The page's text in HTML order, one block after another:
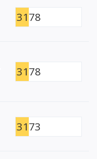
3178
3178
3173